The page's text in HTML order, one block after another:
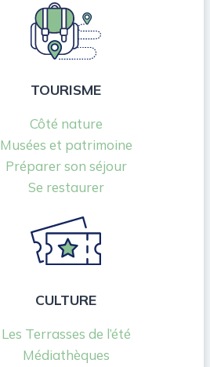
TOURISME
Côté nature
Musées et patrimoine
Préparer son séjour
Se restaurer
CULTURE
Les Terrasses de l’été
Médiathèques